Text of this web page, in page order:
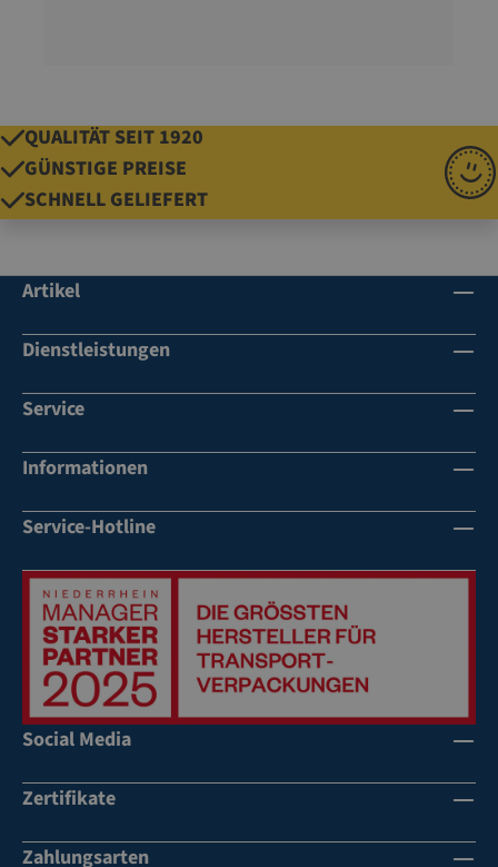
QUALITÄT SEIT 1920
GÜNSTIGE PREISE
SCHNELL GELIEFERT
Artikel
Dienstleistungen
Service
Informationen
Service-Hotline
Social Media
Zertifikate
Zahlungsarten